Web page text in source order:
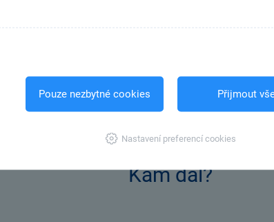
Pouze nezbytné cookies Přijmout
Nastavení preferencí cookies
Nahoru
Kam dál?